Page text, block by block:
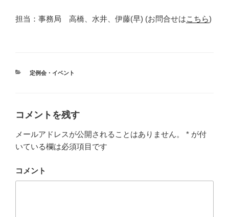
担当：事務局 高橋、水井、伊藤(早) (お問合せはこちら)
カ
ー
定例会・イベント
コメントを残す
メールアドレスが公開されることはありません。 * が付
いている欄は必須項目です
コメント